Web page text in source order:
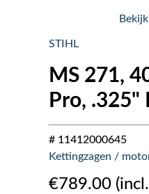
Tuin &
STIHL
MS 271,
Pro, .325"
# 11412000645
Kettingzagen /
€789.00